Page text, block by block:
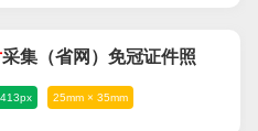
采集（省网）免冠证件照
25mm × 35mm